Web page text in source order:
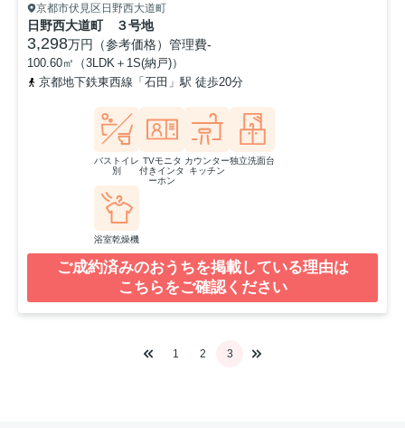
京都市伏見区日野西大道町
日野西大道町 ３号地
3,298万円（参考価格） 管理費-
100.60㎡（3LDK＋1S(納戸)）
京都地下鉄東西線「石田」駅 徒歩20分
バストイレ
別
TVモニタ
付きインタ
ーホン
カウンター
キッチン
独立洗面台
浴室乾燥機
ご成約済みのおうちを掲載している理由は
こちらをご確認ください
1 2 3